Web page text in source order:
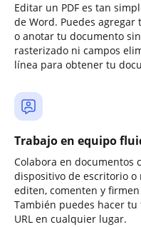
Editar un PDF es tan
de Word. Puedes
o anotar tu documento
rasterizado ni campos
línea para obtener tu
Trabajo en equipo
Colabora en documentos
dispositivo de escritorio o
editen, comenten y
También puedes hacer
URL en cualquier lugar.